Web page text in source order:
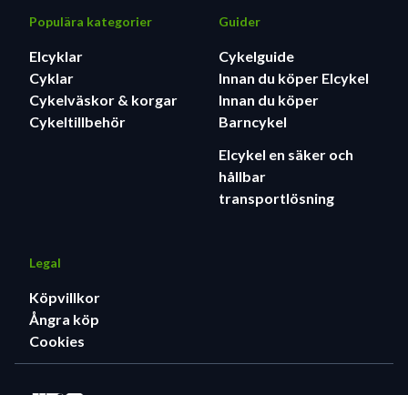
Populära kategorier
Elcyklar
Cyklar
Cykelväskor & korgar
Cykeltillbehör
Guider
Cykelguide
Innan du köper Elcykel
Innan du köper
Barncykel
Elcykel en säker och
hållbar
transportlösning
Legal
Köpvillkor
Ångra köp
Cookies